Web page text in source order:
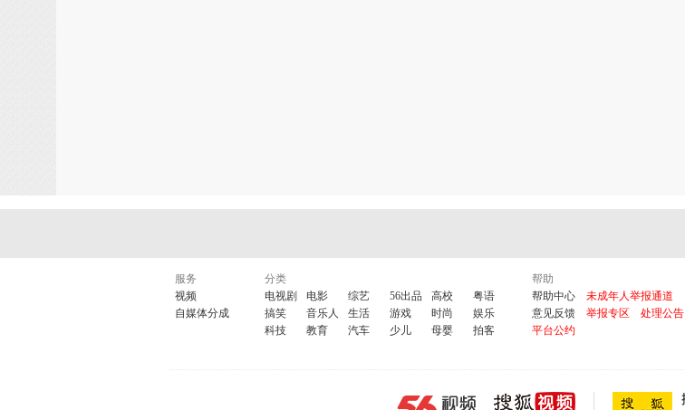
服务
视频
自媒体分成
分类
电视剧
电影 综艺 56出品 高校
粤语
搞笑
音乐人 生活 游戏 时尚
娱乐
科技
教育 汽车 少儿 母婴 拍客
帮助
帮助中心
未成年人举报通道
意见反馈
举报专区
处理公告
平台公约